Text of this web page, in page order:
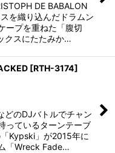
DE BABALON
を織り込んだドラムン
ープを重ねた「腹切
クスにたたみか…
[RTH-3174]
どのDJバトルでチャン
っているターンテーブ
Kypski」が2015年に
「Wreck Fade…